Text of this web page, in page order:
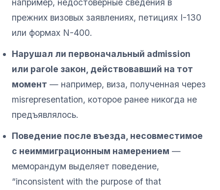
например, недостоверные сведения в
прежних визовых заявлениях, петициях I-130
или формах N-400.
Нарушал ли первоначальный admission
или parole закон, действовавший на тот
момент — например, виза, полученная через
misrepresentation, которое ранее никогда не
предъявлялось.
Поведение после въезда, несовместимое
с неиммиграционным намерением —
меморандум выделяет поведение,
“inconsistent with the purpose of that